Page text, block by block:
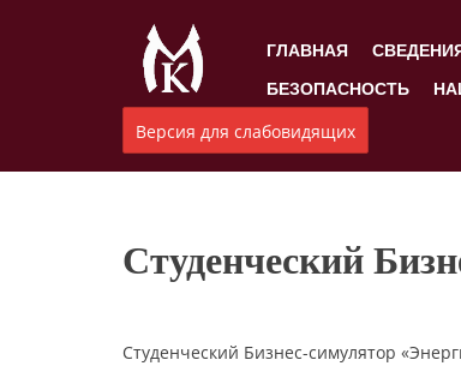
ГЛАВНАЯ
БЕЗОПАСНОСТЬ
Версия для слабовидящих
Студенческий
Студенческий Бизнес-симулятор